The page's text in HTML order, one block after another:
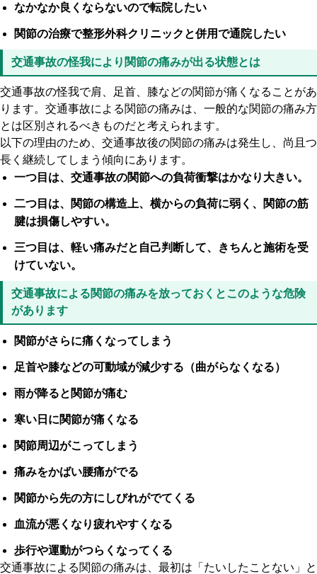
なかなか良くならないので転院したい
関節の治療で整形外科クリニックと併用で通院したい
交通事故の怪我により関節の痛みが出る状態とは
交通事故の怪我で肩、足首、膝などの関節が痛くなることがあ
ります。交通事故による関節の痛みは、一般的な関節の痛み方
とは区別されるべきものだと考えられます。
以下の理由のため、交通事故後の関節の痛みは発生し、尚且つ
長く継続してしまう傾向にあります。
一つ目は、交通事故の関節への負荷衝撃はかなり大きい。
二つ目は、関節の構造上、横からの負荷に弱く、関節の筋
腱は損傷しやすい。
三つ目は、軽い痛みだと自己判断して、きちんと施術を受
けていない。
交通事故による関節の痛みを放っておくとこのような危険
があります
関節がさらに痛くなってしまう
足首や膝などの可動域が減少する（曲がらなくなる）
雨が降ると関節が痛む
寒い日に関節が痛くなる
関節周辺がこってしまう
痛みをかばい腰痛がでる
関節から先の方にしびれがでてくる
血流が悪くなり疲れやすくなる
歩行や運動がつらくなってくる
交通事故による関節の痛みは、最初は「たいしたことない」と